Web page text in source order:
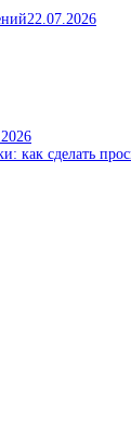
22.07.2026
как сделать